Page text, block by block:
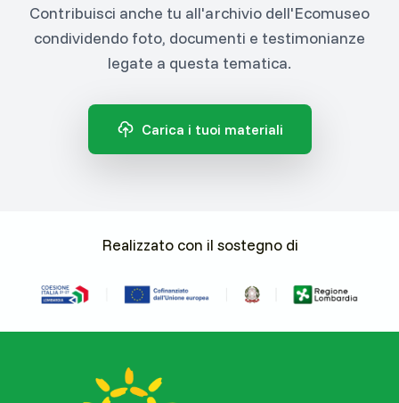
Contribuisci anche tu all'archivio dell'Ecomuseo
condividendo foto, documenti e testimonianze
legate a questa tematica.
Carica i tuoi materiali
Realizzato con il sostegno di